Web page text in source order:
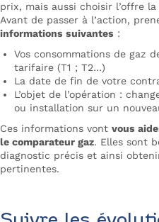
prix, mais aussi choisir l’offre
Avant de passer à l’action,
informations suivantes :
Vos consommations de gaz
tarifaire (T1 ; T2…)
La date de fin de votre
L’objet de l’opération :
ou installation sur un
Ces informations vont vous
le comparateur gaz. Elles sont
diagnostic précis et ainsi
pertinentes.